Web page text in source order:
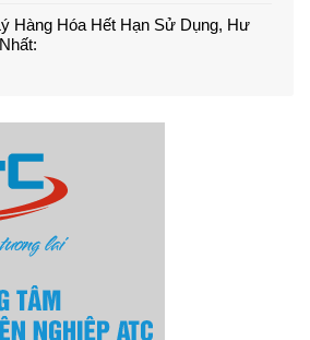
Hàng Hóa Hết Hạn Sử Dụng, Hư